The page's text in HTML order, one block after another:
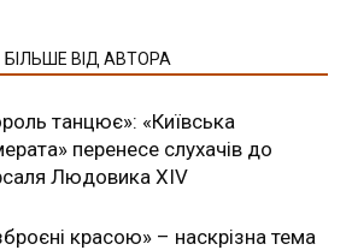
БІЛЬШЕ ВІД АВТОРА
танцює»: «Київська
перенесе слухачів до
Людовика XIV
красою» – наскрізна тема